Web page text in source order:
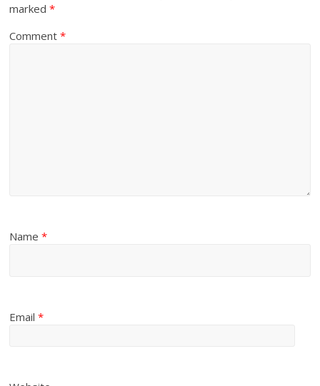
marked*
Comment*
Name*
Email*